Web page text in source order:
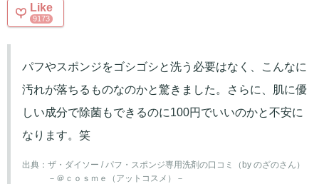
Like
9173
パフやスポンジをゴシゴシと洗う必要はなく、こんなに
汚れが落ちるものなのかと驚きました。さらに、肌に優
しい成分で除菌もできるのに100円でいいのかと不安に
なります。笑
出典： ザ・ダイソー / パフ・スポンジ専用洗剤の口コミ（by のざのさん）
－＠ｃｏｓｍｅ（アットコスメ）－